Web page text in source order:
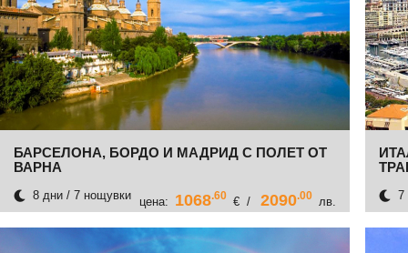
БАРСЕЛОНА, БОРДО И МАДРИД С ПОЛЕТ ОТ
ВАРНА
8 дни / 7 нощувки цена: 1068 .60 € / 2090 .00 лв. 7